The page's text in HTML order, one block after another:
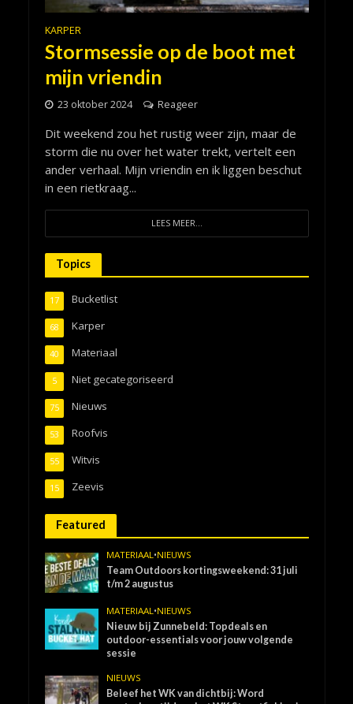
KARPER
Stormsessie op de boot met
mijn vriendin
23 oktober 2024 Reageer
Dit weekend zou het rustig weer zijn, maar de
storm die nu over het water trekt, vertelt een
ander verhaal. Mijn vriendin en ik liggen beschut
in een rietkraag...
LEES MEER...
Topics
Bucketlist
17
Karper
68
Materiaal
40
Niet gecategoriseerd
5
Nieuws
75
Roofvis
53
Witvis
55
Zeevis
15
Featured
MATERIAAL•NIEUWS
Team Outdoors kortingsweekend: 31 juli
t/m 2 augustus
MATERIAAL•NIEUWS
Nieuw bij Zunnebeld: Topdeals en
outdoor-essentials voor jouw volgende
sessie
NIEUWS
Beleef het WK van dichtbij: Word